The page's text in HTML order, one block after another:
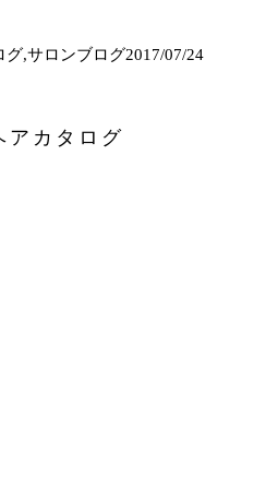
グ,サロンブログ2017/07/24
アカタログ